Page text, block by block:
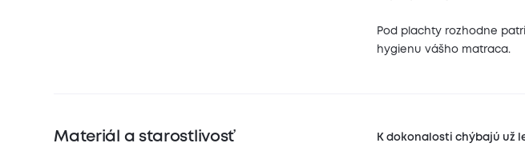
Pod plachty rozhodne
hygienu vášho matraca.
Materiál a starostlivosť K dokonalosti chýbajú už